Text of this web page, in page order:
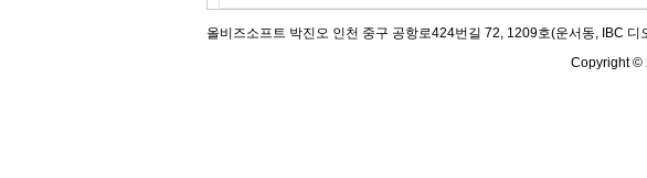
올비즈소프트 박진오 인천 중구 공항로424번길 72, 1209호(운서동, IBC
Copyright ©